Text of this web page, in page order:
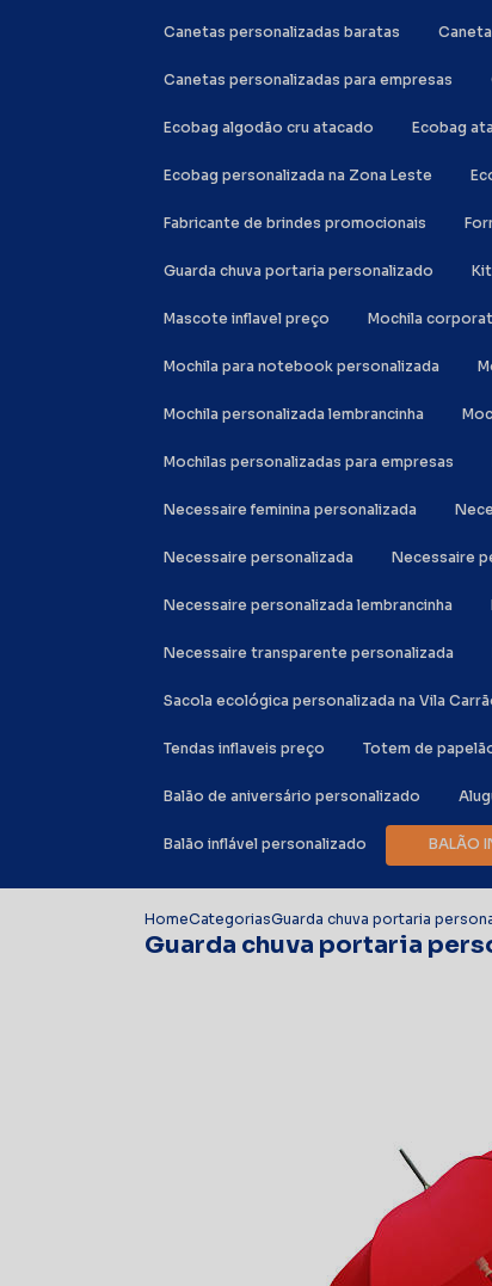
Balão de aniversário personalizado
Balão inflável personalizado BALÃO
Canetas personalizadas baratas
Canetas personalizadas para empresas
Ecobag algodão cru atacado Ecobag
Ecobag personalizada na Zona Leste
Fabricante de brindes promocionais
Guarda chuva portaria personalizado
Mascote inflavel preço Mochila
Mochila para notebook personalizada
Mochila personalizada lembrancinha
Mochilas personalizadas para empresas
Necessaire feminina personalizada
Necessaire personalizada Necessaire
Necessaire personalizada lembrancinha
Necessaire transparente personalizada
Sacola ecológica personalizada na Vila
Tendas inflaveis preço Totem de
HomeCategoriasGuarda chuva portaria
Guarda chuva portaria